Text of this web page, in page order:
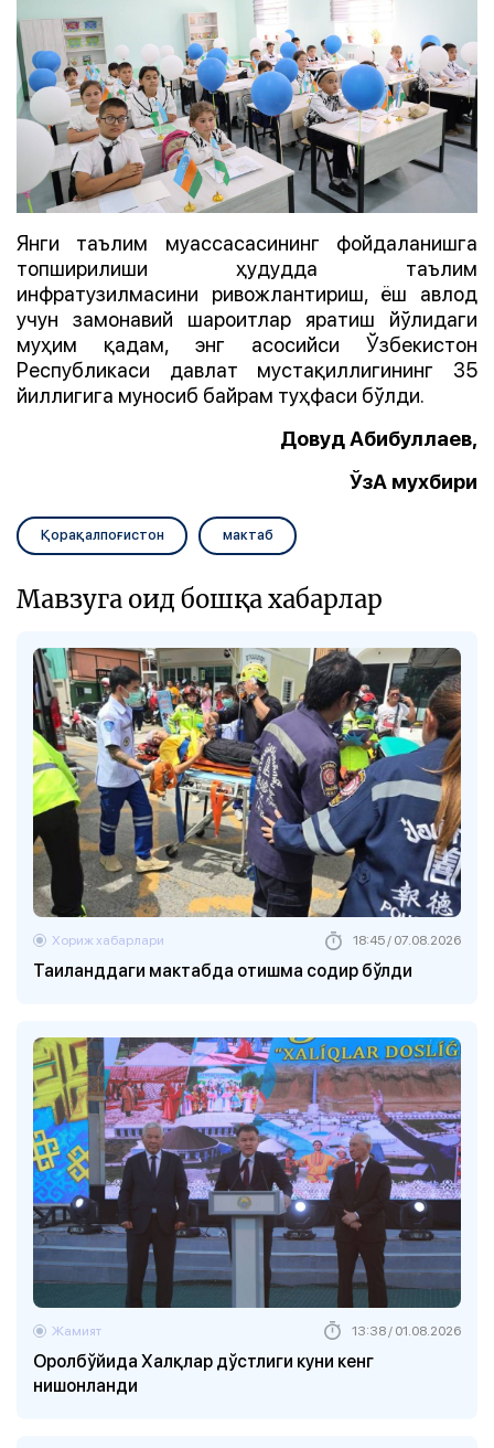
Янги таълим муассасасининг фойдаланишга
топширилиши ҳудудда таълим
инфратузилмасини ривожлантириш, ёш авлод
учун замонавий шароитлар яратиш йўлидаги
муҳим қадам, энг асосийси Ўзбекистон
Республикаси давлат мустақиллигининг 35
йиллигига муносиб байрам туҳфаси бўлди.
Довуд Абибуллаев,
ЎзА мухбири
Қорақалпоғистон мактаб
Мавзуга оид бошқа хабарлар
Таиланддаги мактабда отишма содир бўлди
Хориж хабарлари 18:45 / 07.08.2026
Оролбўйида Халқлар дўстлиги куни кенг
нишонланди
Жамият 13:38 / 01.08.2026